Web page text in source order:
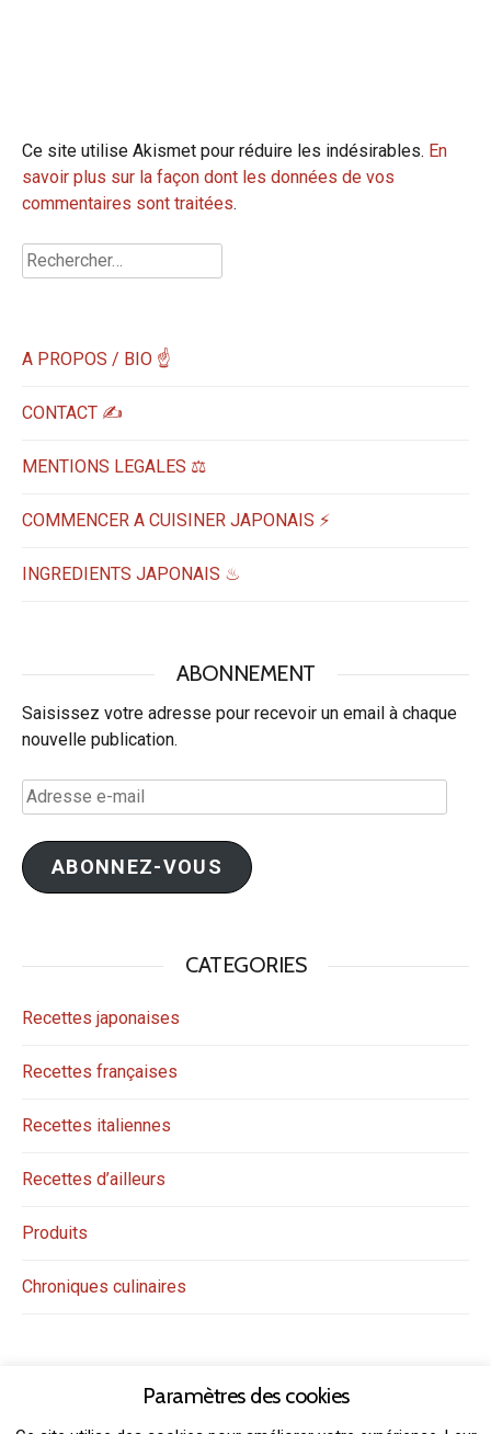
Ce site utilise Akismet pour réduire les indésirables. En
savoir plus sur la façon dont les données de vos
commentaires sont traitées.
Rechercher :
A PROPOS / BIO ☝
CONTACT ✍️
MENTIONS LEGALES ⚖️
COMMENCER A CUISINER JAPONAIS ⚡
INGREDIENTS JAPONAIS ♨
ABONNEMENT
Saisissez votre adresse pour recevoir un email à chaque
nouvelle publication.
Adresse
e-
mail
ABONNEZ-VOUS
CATEGORIES
Recettes japonaises
Recettes françaises
Recettes italiennes
Recettes d’ailleurs
Produits
Chroniques culinaires
Paramètres des cookies